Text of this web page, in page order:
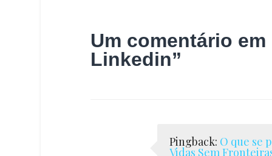
Um comentário em
Linkedin”
Pingback: O que se
Vidas Sem